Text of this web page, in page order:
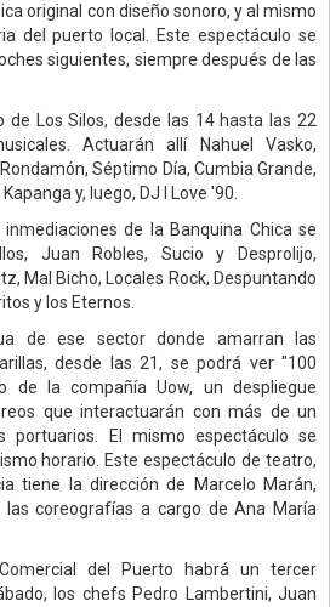
original con diseño sonoro, y al mismo
del puerto local. Este espectáculo se
siguientes, siempre después de las
de Los Silos, desde las 14 hasta las 22
Actuarán allí Nahuel Vasko,
Séptimo Día, Cumbia Grande,
y, luego, DJ I Love '90.
de la Banquina Chica se
Juan Robles, Sucio y Desprolijo,
Mal Bicho, Locales Rock, Despuntando
y los Eternos.
de ese sector donde amarran las
desde las 21, se podrá ver "100
de la compañía Uow, un despliegue
que interactuarán con más de un
portuarios. El mismo espectáculo se
horario. Este espectáculo de teatro,
tiene la dirección de Marcelo Marán,
coreografías a cargo de Ana María
del Puerto habrá un tercer
los chefs Pedro Lambertini, Juan